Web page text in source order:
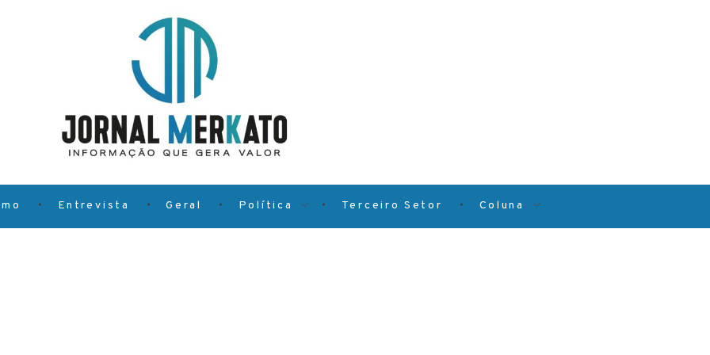
Entrevista Geral Política Terceiro Setor Coluna